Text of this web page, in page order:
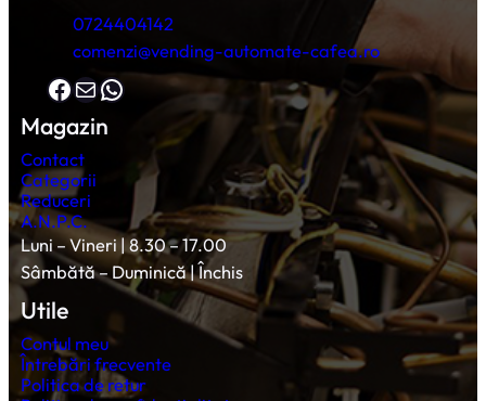
0724404142
comenzi@vending-automate-cafea.ro
Facebook Mail WhatsApp
Magazin
Contact
Categorii
Reduceri
A.N.P.C.
Luni – Vineri | 8.30 – 17.00
Sâmbătă – Duminică | Închis
Utile
Contul meu
Întrebări frecvente
Politica de retur